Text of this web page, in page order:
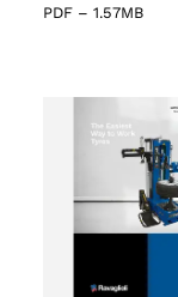
PDF – 1.57MB